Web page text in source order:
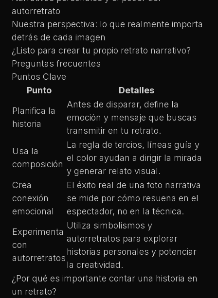
autorretrato
Nuestra perspectiva: lo que realmente importa
detrás de cada imagen
¿Listo para crear tu propio retrato narrativo?
Preguntas frecuentes
Puntos Clave
Punto
Detalles
Planifica la
historia
Antes de disparar, define la
emoción y mensaje que buscas
transmitir en tu retrato.
Usa la
composición
La regla de tercios, líneas guía y
el color ayudan a dirigir la mirada
y generar relato visual.
Crea
conexión
emocional
El éxito real de una foto narrativa
se mide por cómo resuena en el
espectador, no en la técnica.
Experimenta
con
autorretratos
Utiliza simbolismos y
autorretratos para explorar
historias personales y potenciar
la creatividad.
¿Por qué es importante contar una historia en
un retrato?